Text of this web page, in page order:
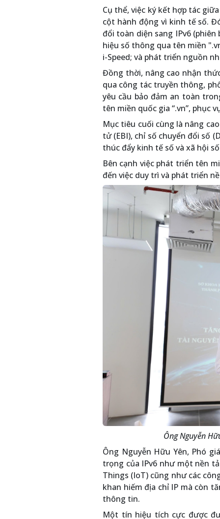
Cụ thể, việc ký kết hợp tác
cột hành động vì kinh tế số.
đổi toàn diện sang IPv6
hiệu số thông qua tên miền
i-Speed; và phát triển nguồn
Đồng thời, nâng cao nhận
qua công tác truyền thông,
yêu cầu bảo đảm an toàn
tên miền quốc gia “.vn”, phục
Mục tiêu cuối cùng là nâng
tử (EBI), chỉ số chuyển đổi số
thúc đẩy kinh tế số và xã hội
Bên cạnh việc phát triển tên
đến việc duy trì và phát triển
Ông Nguyễn
Ông Nguyễn Hữu Yên, Phó
trọng của IPv6 như một nền
Things (IoT) cũng như các
khan hiếm địa chỉ IP mà còn
thông tin.
Một tín hiệu tích cực được